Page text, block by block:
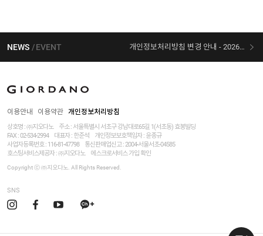
NEWS EVENT 개인정보처리방침 변경 안내 - 2026/07/30 시행
이용안내 이용약관 개인정보처리방침
상호명 : ㈜지오다노
주소 : 서울특별시 서초구 강남대로65길 1(서초동) 효봉빌딩
FAX : 02-534-2994
대표자 : 한준석 개인정보보호책임자 : 윤종규
사업자등록번호 : 116-81-47798
통신판매업신고 : 2004-서울서초-04585
호스팅서비스제공자 : ㈜지오다노
에스크로서비스 가입 확인
Copyright ⓒ ㈜지오다노. All Rights Reserved.
SNS